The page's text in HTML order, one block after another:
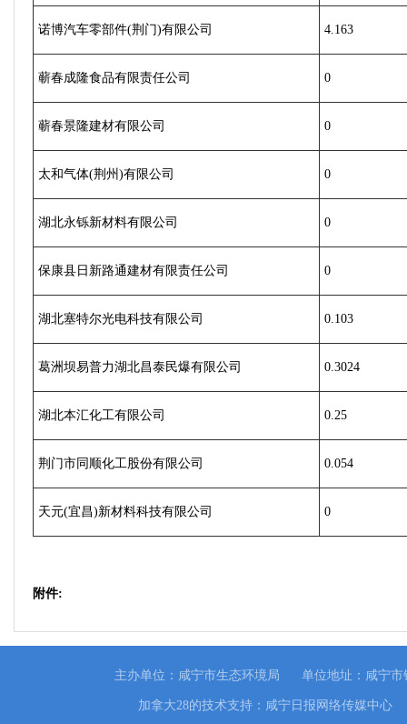
诺博汽车零部件(荆门)有限公司 4.163
蕲春成隆食品有限责任公司 0
蕲春景隆建材有限公司 0
太和气体(荆州)有限公司 0
湖北永铄新材料有限公司 0
保康县日新路通建材有限责任公司 0
湖北塞特尔光电科技有限公司 0.103
葛洲坝易普力湖北昌泰民爆有限公司 0.3024
湖北本汇化工有限公司 0.25
荆门市同顺化工股份有限公司 0.054
天元(宜昌)新材料科技有限公司 0
附件:
主办单位：咸宁市生态环境局 单位地址：咸宁市
加拿大28的技术支持：咸宁日报网络传媒中心